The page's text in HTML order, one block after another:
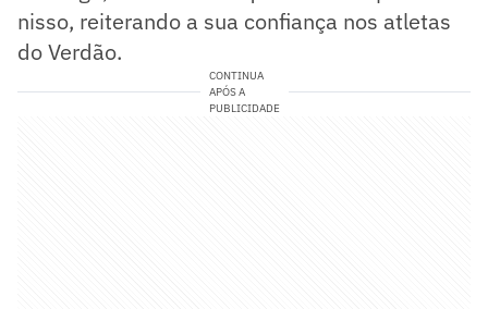
nisso, reiterando a sua confiança nos atletas
do Verdão.
CONTINUA
APÓS A
PUBLICIDADE